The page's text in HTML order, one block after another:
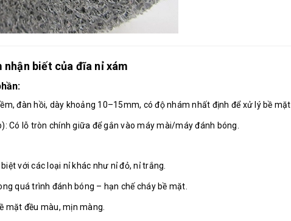
nhận biết của đĩa nỉ xám
đàn hồi, dày khoảng 10–15mm, có độ nhám nhất định để xử lý bề mặt.
Có lỗ tròn chính giữa để gắn vào máy mài/máy đánh bóng.
với các loại nỉ khác như nỉ đỏ, nỉ trắng.
quá trình đánh bóng – hạn chế cháy bề mặt.
mặt đều màu, mịn màng.